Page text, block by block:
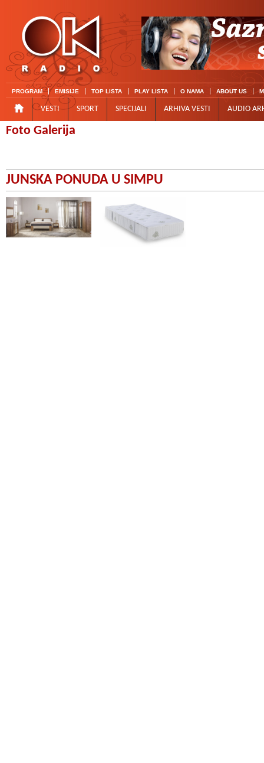
PROGRAM EMISIJE TOP LISTA PLAY LISTA O NAMA ABOUT US
VESTI SPORT SPECIJALI ARHIVA VESTI AUDIO
Foto Galerija
JUNSKA PONUDA U SIMPU